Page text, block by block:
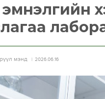
мэнд 2026.06.16